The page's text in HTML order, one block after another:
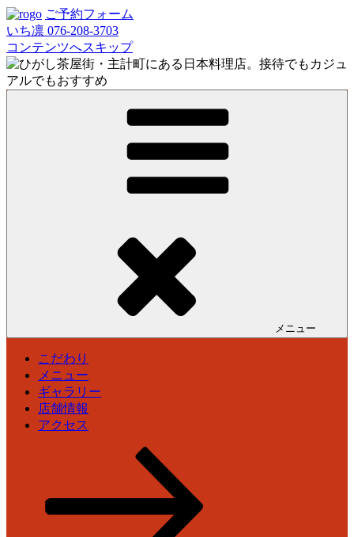
ご予約フォーム
いち凛 076-208-3703
コンテンツへスキップ
メニュー
こだわり
メニュー
ギャラリー
店舗情報
アクセス